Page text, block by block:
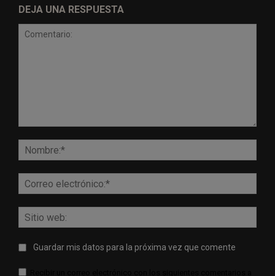
DEJA UNA RESPUESTA
web:
Guardar mis datos para la próxima vez que comente